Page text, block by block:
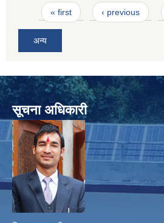
Pages
« first ‹ previous
अन्य
सूचना अधिकारी